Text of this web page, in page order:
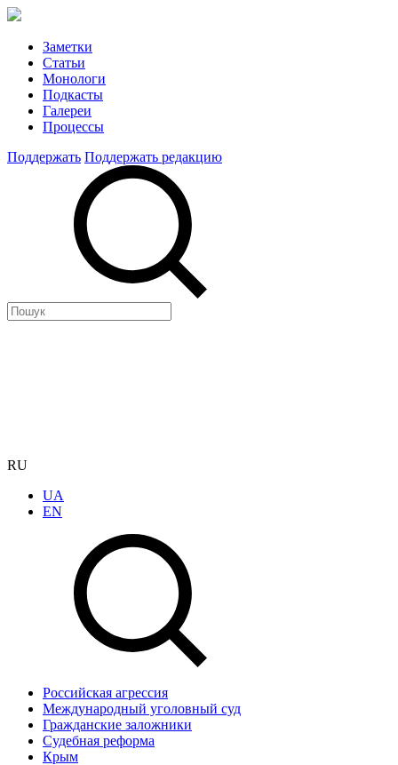
Заметки
Статьи
Монологи
Подкасты
Галереи
Процессы
Поддержать Поддержать редакцию
RU
UA
EN
Российская агрессия
Международный уголовный суд
Гражданские заложники
Судебная реформа
Крым